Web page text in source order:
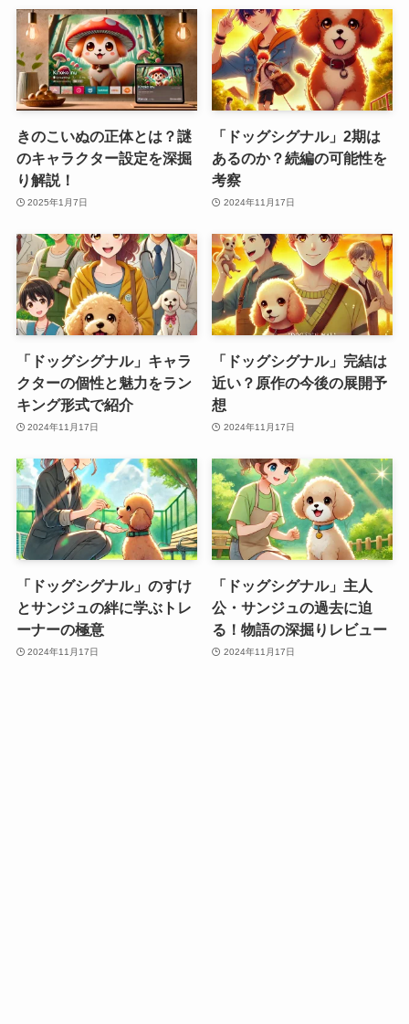
きのこいぬの正体とは？謎
のキャラクター設定を深掘
り解説！
2025年1月7日
「ドッグシグナル」2期は
あるのか？続編の可能性を
考察
2024年11月17日
「ドッグシグナル」キャラ
クターの個性と魅力をラン
キング形式で紹介
2024年11月17日
「ドッグシグナル」完結は
近い？原作の今後の展開予
想
2024年11月17日
「ドッグシグナル」のすけ
とサンジュの絆に学ぶトレ
ーナーの極意
2024年11月17日
「ドッグシグナル」主人
公・サンジュの過去に迫
る！物語の深掘りレビュー
2024年11月17日